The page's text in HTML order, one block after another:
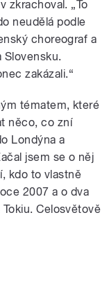
zkrachoval. „To
neudělá podle
choreograf a
Slovensku.
zakázali.“
tématem, které
něco, co zní
Londýna a
jsem se o něj
kdo to vlastně
2007 a o dva
Celosvětově